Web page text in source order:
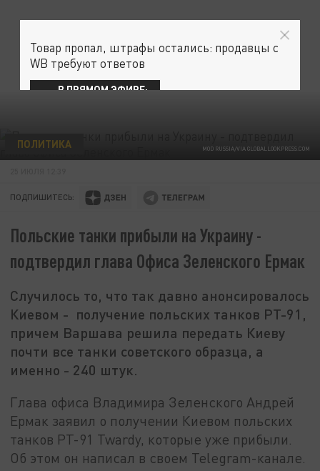
MOD RUSSIA/VIA GLOBALLOOKPRESS.COM
ПОЛИТИКА
ПОДПИШИТЕСЬ:
Польские танки прибыли на Украину -
подтвердил глава Офиса Зеленского Ермак
Случилось то, что так давно анонсировалось
Киевом - получение польских танков РТ-91,
причем Варшава решила передать Киеву
почти все танки советского образца, а
именно - 240 штук.
Глава офиса Владимира Зеленского Андрей
Ермак заявил о получении Киевом польских
танков PT-91 Twardy, которые уже прибыли.
Об этом он написал в своем Telegram-канале.
Товар пропал, штрафы остались: продавцы с
WB требуют ответов
В ПРЯМОМ ЭФИРЕ: